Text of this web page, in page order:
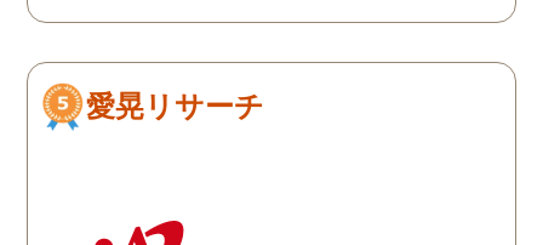
柄に関して、その証拠を
使わないと、調査費のみ
愛晃リサーチ